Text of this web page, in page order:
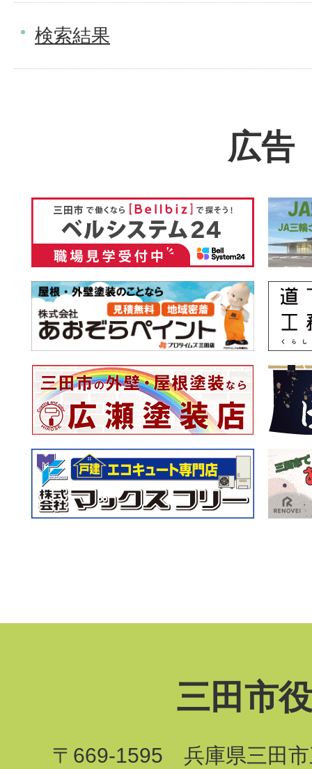
検索結果
広告
三田市
〒669-1595 兵庫県三田市